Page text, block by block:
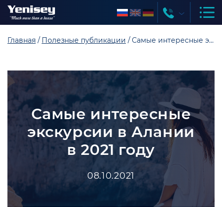
Главная Полезные публикации Самые интересные экскурсии в Алании в 2021 году
Самые интересные
экскурсии в Алании
в 2021 году
08.10.2021